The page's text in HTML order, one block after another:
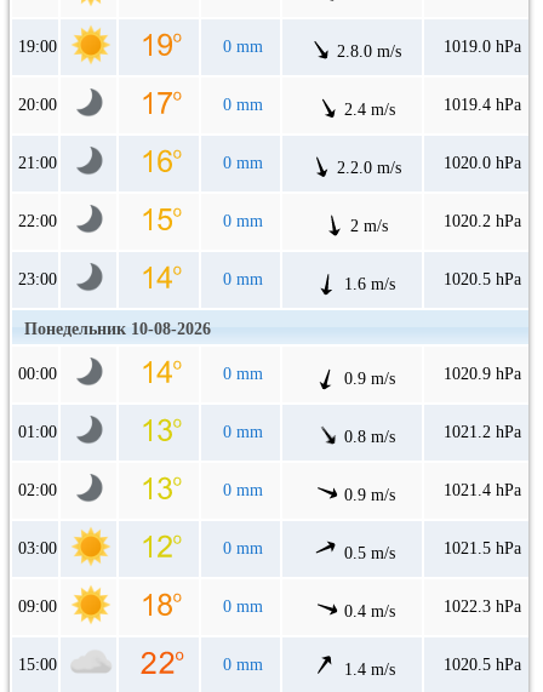
19:00 0 mm 2.8.0 m/s 1019.0 hPa
20:00 0 mm 2.4 m/s 1019.4 hPa
21:00 0 mm 2.2.0 m/s 1020.0 hPa
22:00 0 mm 2 m/s 1020.2 hPa
23:00 0 mm 1.6 m/s 1020.5 hPa
Понедельник 10-08-2026
00:00 0 mm 0.9 m/s 1020.9 hPa
01:00 0 mm 0.8 m/s 1021.2 hPa
02:00 0 mm 0.9 m/s 1021.4 hPa
03:00 0 mm 0.5 m/s 1021.5 hPa
09:00 0 mm 0.4 m/s 1022.3 hPa
15:00 0 mm 1.4 m/s 1020.5 hPa